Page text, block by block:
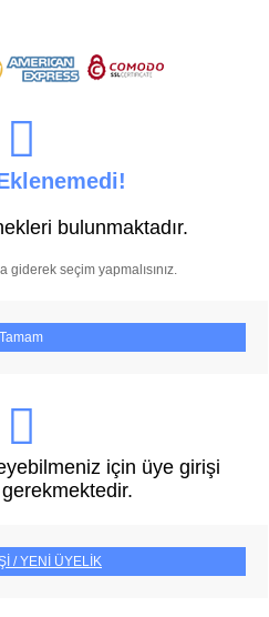
bulunmaktadır.
giderek seçim yapmalısınız.
Tamam
için üye girişi
/ YENİ ÜYELİK